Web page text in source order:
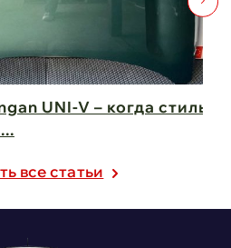
UNI-V – когда стиль и
все статьи